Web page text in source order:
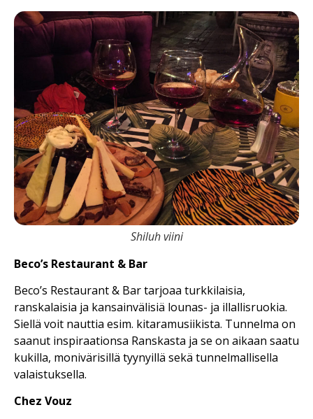
Shiluh viini
Beco’s Restaurant & Bar
Beco’s Restaurant & Bar tarjoaa turkkilaisia,
ranskalaisia ​​ja kansainvälisiä lounas- ja illallisruokia.
Siellä voit nauttia esim. kitaramusiikista. Tunnelma on
saanut inspiraationsa Ranskasta ja se on aikaan saatu
kukilla, monivärisillä tyynyillä sekä tunnelmallisella
valaistuksella.
Chez Vouz